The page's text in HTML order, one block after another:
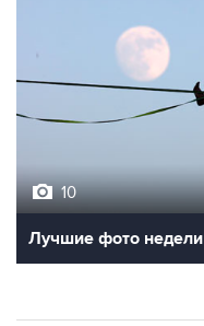
10
Лучшие фото недели